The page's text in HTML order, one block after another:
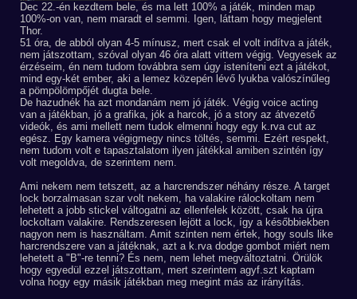
Dec 22.-én kezdtem bele, és ma lett 100% a játék, minden map
100%-on van, nem maradt el semmi. Igen, láttam hogy megjelent
Thor.
51 óra, de abból olyan 4-5 mínusz, mert csak el volt indítva a játék,
nem játszottam, szóval olyan 46 óra alatt vittem végig. Vegyesek az
érzéseim, én nem tudom továbbra sem úgy isteníteni ezt a játékot,
mind egy-két ember, aki a lemez közepén lévő lyukba valószínűleg
a pömpölömpőjét dugta bele.
De hazudnék ha azt mondanám nem jó játék. Végig voice acting
van a játékban, jó a grafika, jók a harcok, jó a story az átvezető
videók, és ami mellett nem tudok elmenni hogy egy k.rva cut az
egész. Egy kamera végigmegy nincs töltés, semmi. Ezért respekt,
nem tudom volt e tapasztalatom ilyen játékkal amiben szintén így
volt megoldva, de szerintem nem.
Ami nekem nem tetszett, az a harcrendszer néhány része. A target
lock borzalmasan szar volt nekem, ha valakire rálockoltam nem
lehetett a jobb stickel váltogatni az ellenfelek között, csak ha újra
lockoltam valakire. Rendszeresen lejött a lock, így a későbbiekben
nagyon nem is használtam. Amit szinten nem értek, hogy souls like
harcrendszere van a játéknak, azt a k.rva dodge gombot miért nem
lehetett a "B"-re tenni? És nem, nem lehet megváltoztatni. Örülök
hogy egyedül ezzel játszottam, mert szerintem agyf.szt kaptam
volna hogy egy másik játékban meg megint más az irányítás.